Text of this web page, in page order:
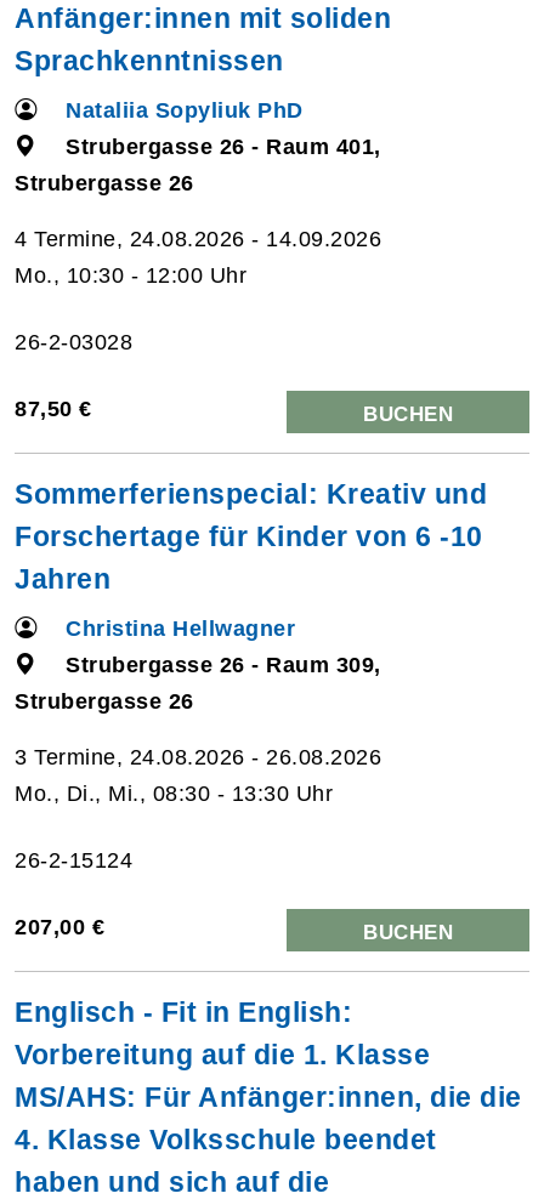
Anfänger:innen mit soliden
Sprachkenntnissen
Nataliia Sopyliuk PhD
Strubergasse 26 - Raum 401,
Strubergasse 26
4 Termine, 24.08.2026 - 14.09.2026
Mo., 10:30 - 12:00 Uhr
26-2-03028
87,50 € BUCHEN
Sommerferienspecial: Kreativ und
Forschertage für Kinder von 6 -10
Jahren
Christina Hellwagner
Strubergasse 26 - Raum 309,
Strubergasse 26
3 Termine, 24.08.2026 - 26.08.2026
Mo., Di., Mi., 08:30 - 13:30 Uhr
26-2-15124
207,00 € BUCHEN
Englisch - Fit in English:
Vorbereitung auf die 1. Klasse
MS/AHS: Für Anfänger:innen, die die
4. Klasse Volksschule beendet
haben und sich auf die